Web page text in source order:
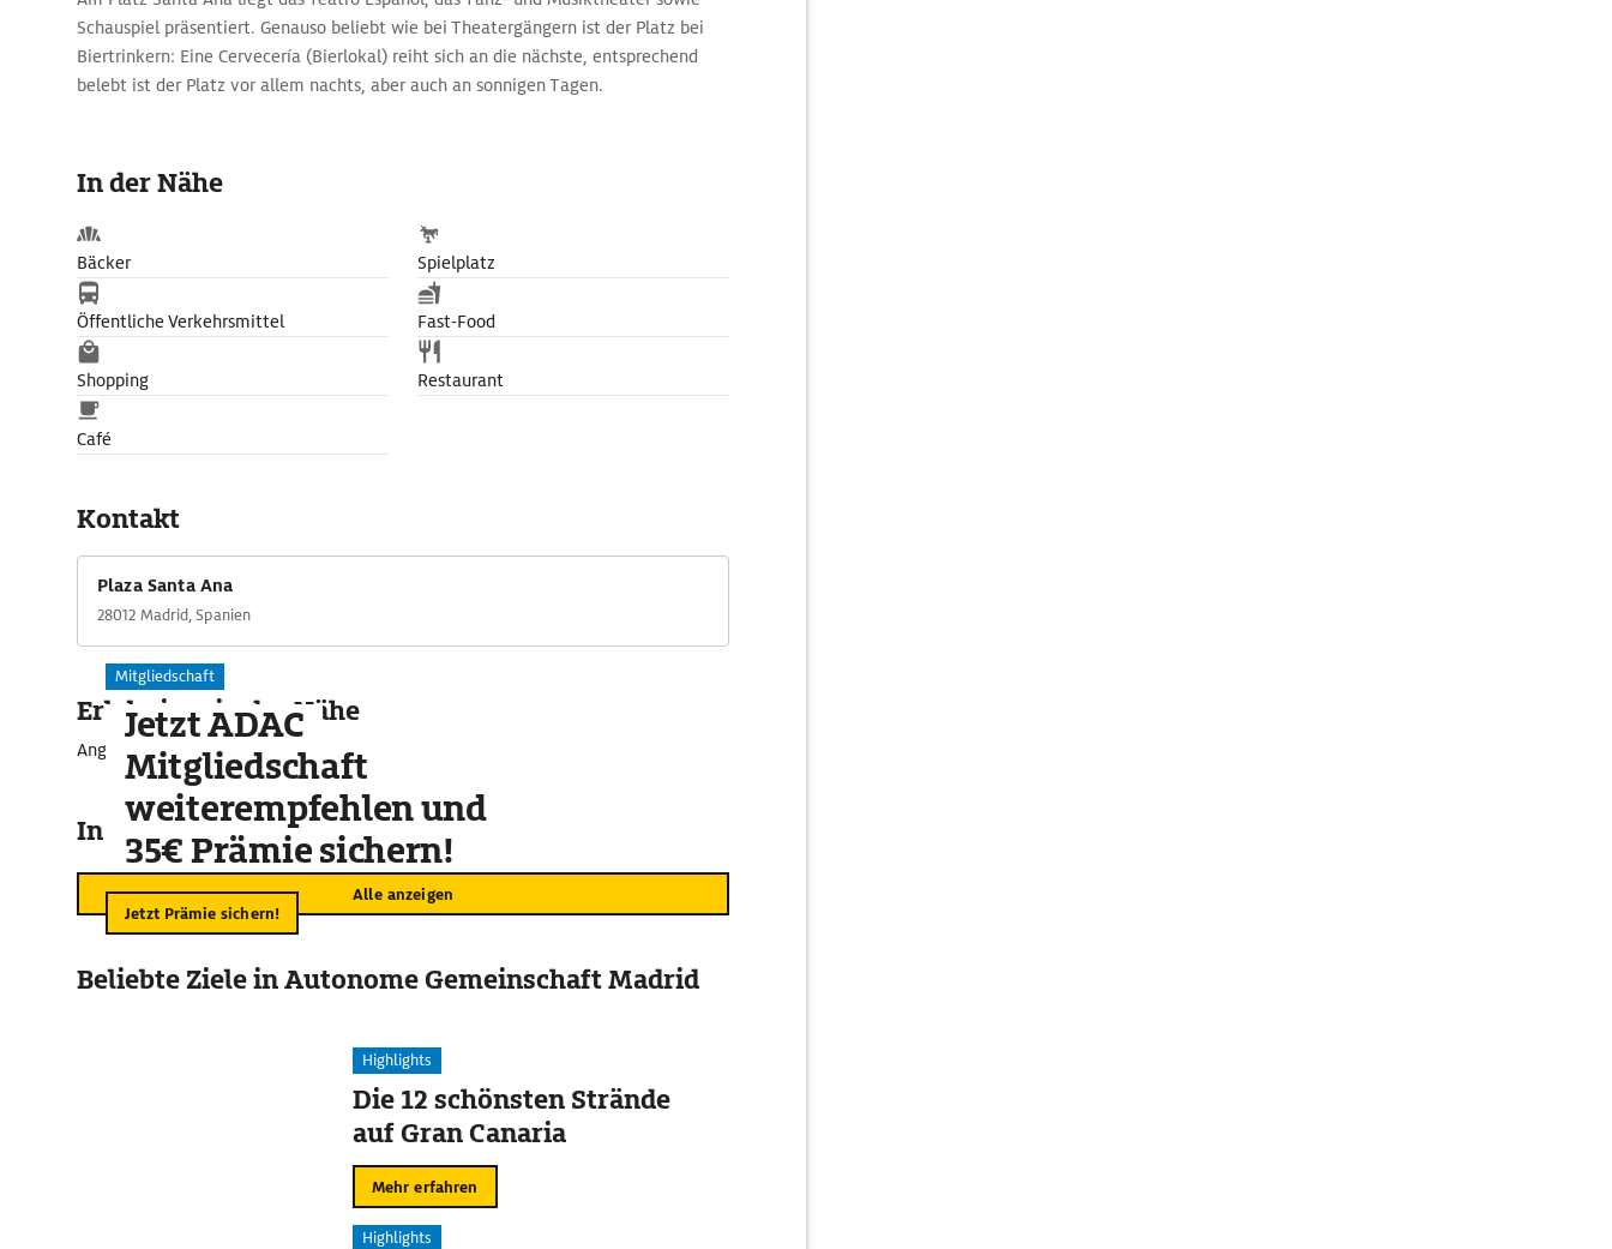
Schauspiel präsentiert. Genauso beliebt wie bei Theatergängern ist der Platz bei
Biertrinkern: Eine Cervecería (Bierlokal) reiht sich an die nächste, entsprechend
belebt ist der Platz vor allem nachts, aber auch an sonnigen Tagen.
In der Nähe
Bäcker Spielplatz
Öffentliche Verkehrsmittel Fast-Food
Shopping Restaurant
Café
Kontakt
Plaza Santa Ana
28012 Madrid, Spanien
Erlebnisse in der Nähe
Angebote für unvergessliche Momente
In der Umgebung
Alle anzeigen
Mitgliedschaft
Jetzt ADAC
Mitgliedschaft
weiterempfehlen und
35€ Prämie sichern!
Jetzt Prämie sichern!
Beliebte Ziele in Autonome Gemeinschaft Madrid
Highlights
Die 12 schönsten Strände
auf Gran Canaria
Mehr erfahren
Highlights